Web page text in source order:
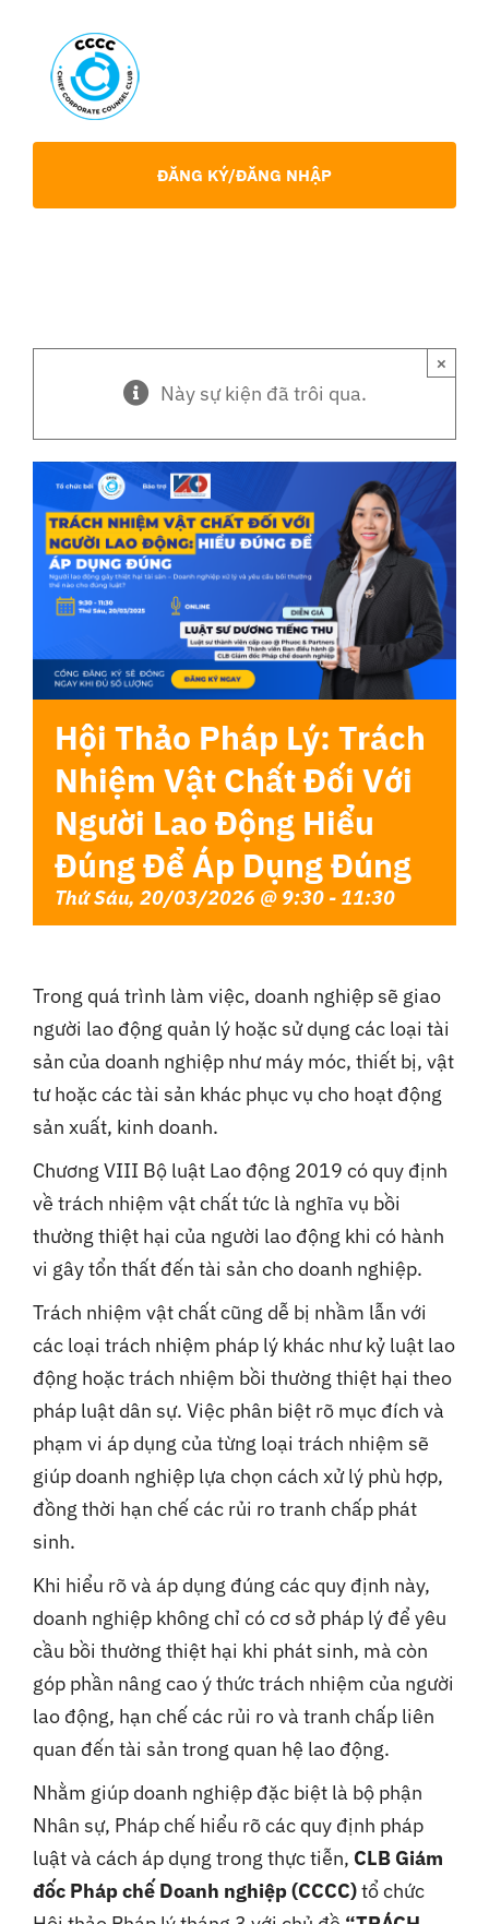
content
Chia Sẻ Chuyên Môn
Tin tức
Liên Hệ
ĐĂNG KÝ/ĐĂNG NHẬP
Này sự kiện đã trôi qua.
×
Hội Thảo Pháp Lý: Trách
Nhiệm Vật Chất Đối Với
Người Lao Động Hiểu
Đúng Để Áp Dụng Đúng
Thứ Sáu, 20/03/2026 @ 9:30 - 11:30
Trong quá trình làm việc, doanh nghiệp sẽ giao
người lao động quản lý hoặc sử dụng các loại tài
sản của doanh nghiệp như máy móc, thiết bị, vật
tư hoặc các tài sản khác phục vụ cho hoạt động
sản xuất, kinh doanh.
Chương VIII Bộ luật Lao động 2019 có quy định
về trách nhiệm vật chất tức là nghĩa vụ bồi
thường thiệt hại của người lao động khi có hành
vi gây tổn thất đến tài sản cho doanh nghiệp.
Trách nhiệm vật chất cũng dễ bị nhầm lẫn với
các loại trách nhiệm pháp lý khác như kỷ luật lao
động hoặc trách nhiệm bồi thường thiệt hại theo
pháp luật dân sự. Việc phân biệt rõ mục đích và
phạm vi áp dụng của từng loại trách nhiệm sẽ
giúp doanh nghiệp lựa chọn cách xử lý phù hợp,
đồng thời hạn chế các rủi ro tranh chấp phát
sinh.
Khi hiểu rõ và áp dụng đúng các quy định này,
doanh nghiệp không chỉ có cơ sở pháp lý để yêu
cầu bồi thường thiệt hại khi phát sinh, mà còn
góp phần nâng cao ý thức trách nhiệm của người
lao động, hạn chế các rủi ro và tranh chấp liên
quan đến tài sản trong quan hệ lao động.
Nhằm giúp doanh nghiệp đặc biệt là bộ phận
Nhân sự, Pháp chế hiểu rõ các quy định pháp
luật và cách áp dụng trong thực tiễn, CLB Giám
đốc Pháp chế Doanh nghiệp (CCCC)tổ chức